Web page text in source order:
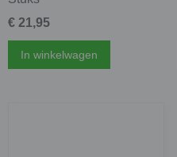
€ 21,95
In winkelwagen